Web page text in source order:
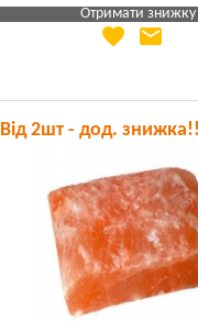
Отримати знижку
Яка Ваша ціна
favorite email
Від 2шт - дод.